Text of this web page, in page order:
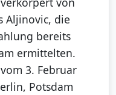
Aljinovic, die
bereits
ermittelten.
3. Februar
Potsdam